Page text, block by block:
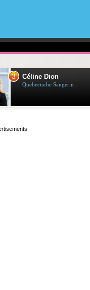
3 Céline Dion
Quebecische Sängerin